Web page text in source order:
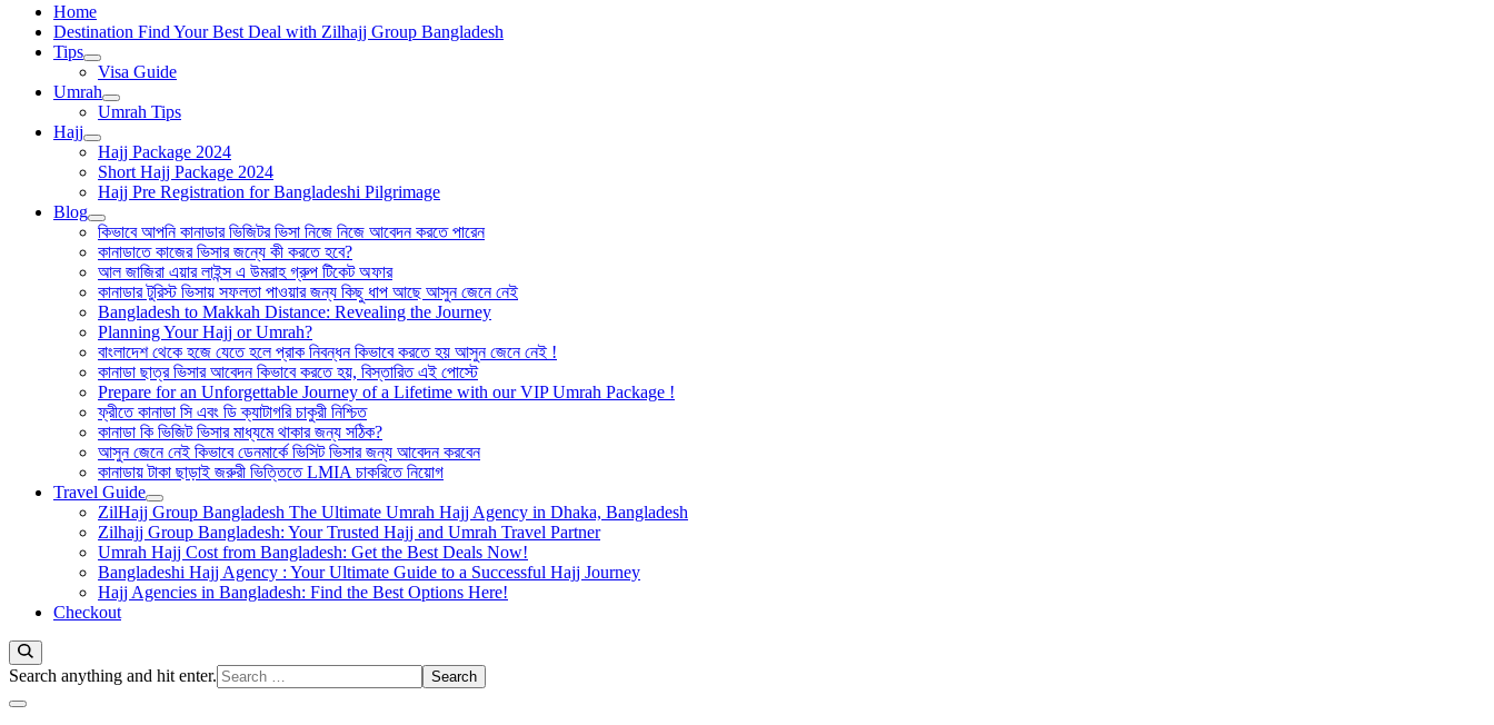
Home
Destination Find Your Best Deal with Zilhajj Group Bangladesh
Tips
Visa Guide
Umrah
Umrah Tips
Hajj
Hajj Package 2024
Short Hajj Package 2024
Hajj Pre Registration for Bangladeshi Pilgrimage
Blog
কিভাবে আপনি কানাডার ভিজিটর ভিসা নিজে নিজে আবেদন করতে পারেন
কানাডাতে কাজের ভিসার জন্যে কী করতে হবে?
আল জাজিরা এয়ার লাইন্স এ উমরাহ গ্রুপ টিকেট অফার
কানাডার টুরিস্ট ভিসায় সফলতা পাওয়ার জন্য কিছু ধাপ আছে আসুন জেনে নেই
Bangladesh to Makkah Distance: Revealing the Journey
Planning Your Hajj or Umrah?
বাংলাদেশ থেকে হজে যেতে হলে প্রাক নিবন্ধন কিভাবে করতে হয় আসুন জেনে নেই !
কানাডা ছাত্র ভিসার আবেদন কিভাবে করতে হয়, বিস্তারিত এই পোস্টে
Prepare for an Unforgettable Journey of a Lifetime with our VIP Umrah Package !
ফ্রীতে কানাডা সি এবং ডি ক্যাটাগরি চাকুরী নিশ্চিত
কানাডা কি ভিজিট ভিসার মাধ্যমে থাকার জন্য সঠিক?
আসুন জেনে নেই কিভাবে ডেনমার্কে ভিসিট ভিসার জন্য আবেদন করবেন
কানাডায় টাকা ছাড়াই জরুরী ভিত্তিতে LMIA চাকরিতে নিয়োগ
Travel Guide
ZilHajj Group Bangladesh The Ultimate Umrah Hajj Agency in Dhaka, Bangladesh
Zilhajj Group Bangladesh: Your Trusted Hajj and Umrah Travel Partner
Umrah Hajj Cost from Bangladesh: Get the Best Deals Now!
Bangladeshi Hajj Agency : Your Ultimate Guide to a Successful Hajj Journey
Hajj Agencies in Bangladesh: Find the Best Options Here!
Checkout
Looking
Something?
Search anything and hit enter.